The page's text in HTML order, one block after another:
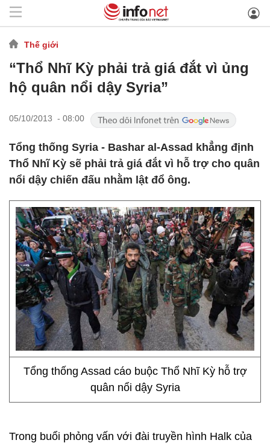
Thế giới
“Thổ Nhĩ Kỳ phải trả giá đắt vì ủng
hộ quân nổi dậy Syria”
05/10/2013 - 08:00
Tổng thống Syria - Bashar al-Assad khẳng định
Thổ Nhĩ Kỳ sẽ phải trả giá đắt vì hỗ trợ cho quân
nổi dậy chiến đấu nhằm lật đổ ông.
Tổng thống Assad cáo buộc Thổ Nhĩ Kỳ hỗ trợ
quân nổi dậy Syria
Trong buổi phỏng vấn với đài truyền hình Halk của